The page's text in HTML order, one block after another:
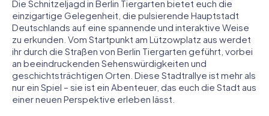
Die Schnitzeljagd in Berlin Tiergarten bietet euch die
einzigartige Gelegenheit, die pulsierende Hauptstadt
Deutschlands auf eine spannende und interaktive Weise
zu erkunden. Vom Startpunkt am Lützowplatz aus werdet
ihr durch die Straßen von Berlin Tiergarten geführt, vorbei
an beeindruckenden Sehenswürdigkeiten und
geschichtsträchtigen Orten. Diese Stadtrallye ist mehr als
nur ein Spiel – sie ist ein Abenteuer, das euch die Stadt aus
einer neuen Perspektive erleben lässt.